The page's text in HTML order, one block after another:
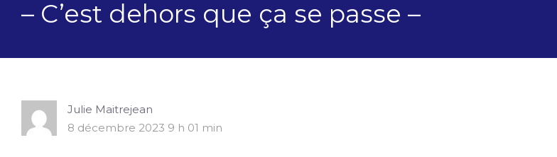
– C’est dehors que ça se passe –
Julie Maitrejean
8 décembre 2023 9 h 01 min